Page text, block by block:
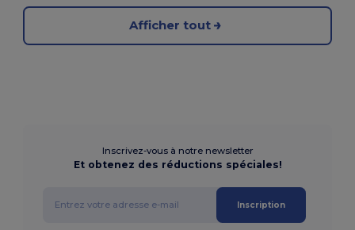
Afficher tout
Inscrivez-vous à notre newsletter
Et obtenez des réductions spéciales!
Inscription